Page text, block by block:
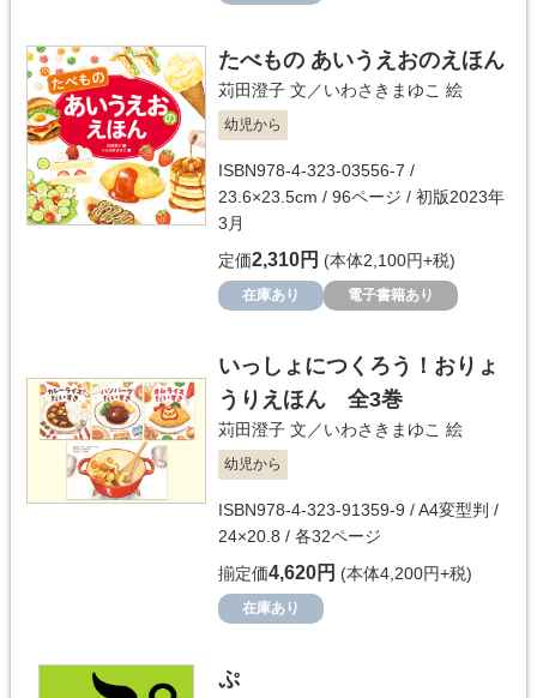
たべもの あいうえおのえほん
苅田澄子 文／いわさきまゆこ 絵
幼児から
ISBN978-4-323-03556-7 /
23.6×23.5cm / 96ページ / 初版2023年
3月
定価2,310円 (本体2,100円+税)
在庫あり 電子書籍あり
いっしょにつくろう！おりょ
うりえほん 全3巻
苅田澄子 文／いわさきまゆこ 絵
幼児から
ISBN978-4-323-91359-9 / A4変型判 /
24×20.8 / 各32ページ
揃定価4,620円 (本体4,200円+税)
在庫あり
ぷ